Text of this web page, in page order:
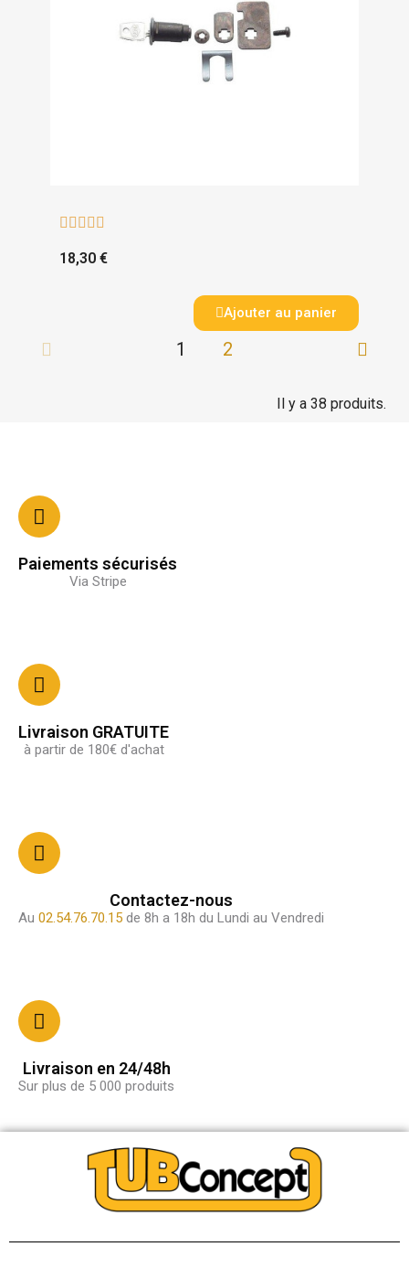
    
18,30 €
Ajouter au panier
1 2
Il y a 38 produits.
Paiements sécurisés
Via Stripe
Livraison GRATUITE
à partir de 180€ d'achat
Contactez-nous
Au 02.54.76.70.15 de 8h a 18h du Lundi au Vendredi
Livraison en 24/48h
Sur plus de 5 000 produits